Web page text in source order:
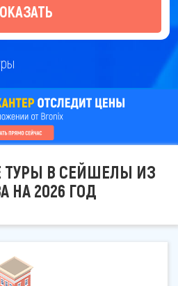
В СЕЙШЕЛЫ ИЗ
НА 2026 ГОД